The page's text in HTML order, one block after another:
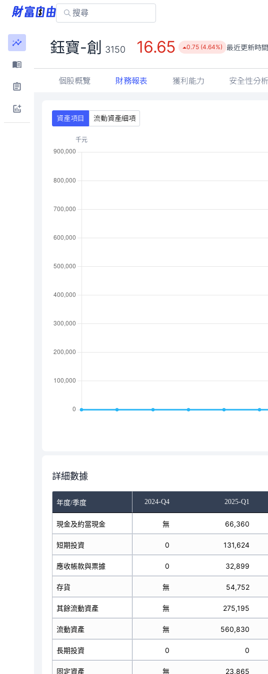
鈺寶-創 3150 16.65 0.75 (4.64%) 最近更新時間
個股概覽 財務報表 獲利能力 安全性分析
資產項目 流動資產細項
詳細數據
年度/季度
2024-Q3 2024-Q4 2025-Q1
現金及約當現金
短期投資
應收帳款與票據
存貨
其餘流動資產
流動資產
長期投資
固定資產
114,507 無 66,360
151,319 0 131,624
31,853 0 32,899
62,326 無 54,752
260,997 無 275,195
621,002 無 560,830
0 0
3,685 無 23,865